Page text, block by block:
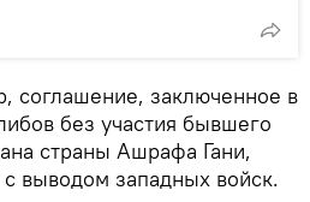
соглашение, заключенное в
без участия бывшего
страны Ашрафа Гани,
выводом западных войск.